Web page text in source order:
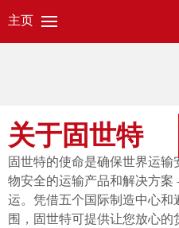
主页
关于固世特
固世特的使命是确保世界运
物安全的运输产品和解决方案
运。凭借五个国际制造中心
围，固世特可提供让您放心